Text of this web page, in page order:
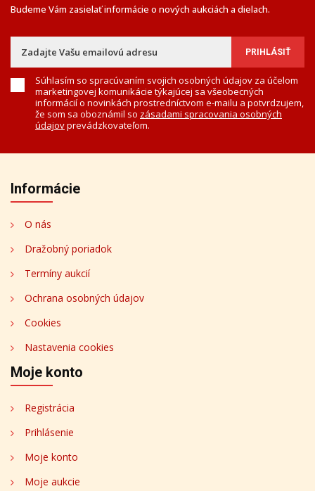
Budeme Vám zasielať informácie o nových aukciách a dielach.
Súhlasím so spracúvaním svojich osobných údajov za účelom
marketingovej komunikácie týkajúcej sa všeobecných
informácií o novinkách prostredníctvom e-mailu a potvrdzujem,
že som sa oboznámil so zásadami spracovania osobných
údajovprevádzkovateľom.
Informácie
O nás
Dražobný poriadok
Termíny aukcií
Ochrana osobných údajov
Cookies
Nastavenia cookies
Moje konto
Registrácia
Prihlásenie
Moje konto
Moje aukcie